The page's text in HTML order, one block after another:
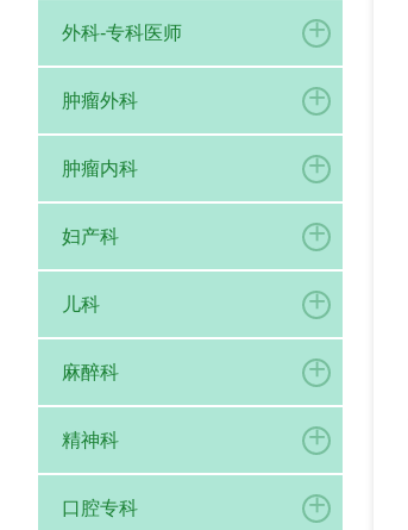
外科-专科医师 +
肿瘤外科 +
肿瘤内科 +
妇产科 +
儿科 +
麻醉科 +
精神科 +
口腔专科 +